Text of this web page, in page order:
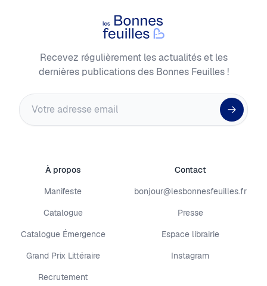
Les Bonnes Feuilles
Recevez régulièrement les actualités et les
dernières publications des Bonnes Feuilles !
Adresse email
À propos
Manifeste
Catalogue
Catalogue Émergence
Grand Prix Littéraire
Recrutement
Contact
bonjour@lesbonnesfeuilles.fr
Presse
Espace librairie
Instagram